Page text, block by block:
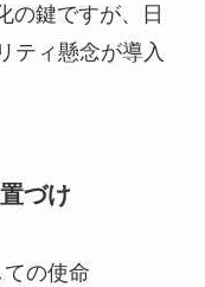
の鍵ですが、日
ティ懸念が導入
づけ
の使命